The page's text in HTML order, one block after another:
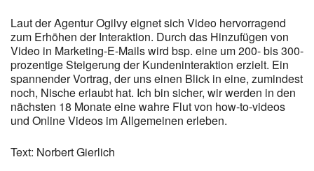
Laut der Agentur Ogilvy eignet sich Video hervorragend
zum Erhöhen der Interaktion. Durch das Hinzufügen von
Video in Marketing-E-Mails wird bsp. eine um 200- bis 300-
prozentige Steigerung der Kundeninteraktion erzielt. Ein
spannender Vortrag, der uns einen Blick in eine, zumindest
noch, Nische erlaubt hat. Ich bin sicher, wir werden in den
nächsten 18 Monate eine wahre Flut von how-to-videos
und Online Videos im Allgemeinen erleben.
Text: Norbert Gierlich